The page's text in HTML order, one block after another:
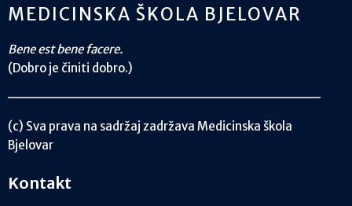
MEDICINSKA ŠKOLA BJELOVAR
Bene est bene facere.
(Dobro je činiti dobro.)
(c) Sva prava na sadržaj zadržava Medicinska škola
Bjelovar
Kontakt